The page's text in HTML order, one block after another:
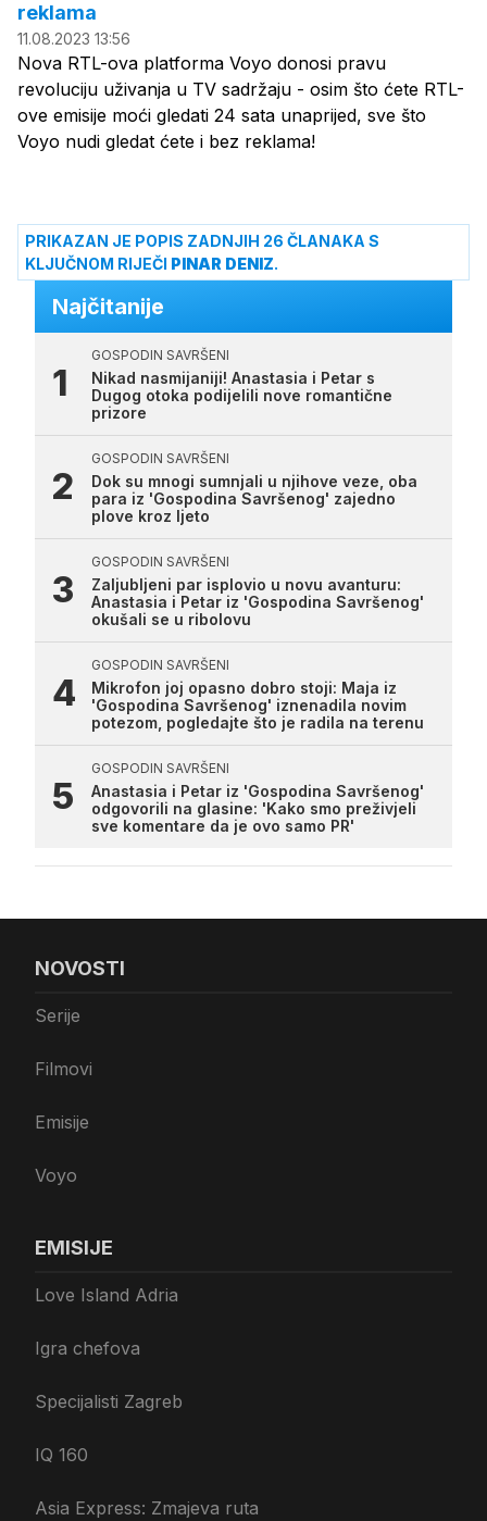
reklama
11.08.2023 13:56
Nova RTL-ova platforma Voyo donosi pravu
revoluciju uživanja u TV sadržaju - osim što ćete RTL-
ove emisije moći gledati 24 sata unaprijed, sve što
Voyo nudi gledat ćete i bez reklama!
PRIKAZAN JE POPIS ZADNJIH 26 ČLANAKA S
KLJUČNOM RIJEČI PINAR DENIZ.
Najčitanije
GOSPODIN SAVRŠENI
Nikad nasmijaniji! Anastasia i Petar s
Dugog otoka podijelili nove romantične
prizore
GOSPODIN SAVRŠENI
Dok su mnogi sumnjali u njihove veze, oba
para iz 'Gospodina Savršenog' zajedno
plove kroz ljeto
GOSPODIN SAVRŠENI
Zaljubljeni par isplovio u novu avanturu:
Anastasia i Petar iz 'Gospodina Savršenog'
okušali se u ribolovu
GOSPODIN SAVRŠENI
Mikrofon joj opasno dobro stoji: Maja iz
'Gospodina Savršenog' iznenadila novim
potezom, pogledajte što je radila na terenu
GOSPODIN SAVRŠENI
Anastasia i Petar iz 'Gospodina Savršenog'
odgovorili na glasine: 'Kako smo preživjeli
sve komentare da je ovo samo PR'
NOVOSTI
Serije
Filmovi
Emisije
Voyo
EMISIJE
Love Island Adria
Igra chefova
Specijalisti Zagreb
IQ 160
Asia Express: Zmajeva ruta